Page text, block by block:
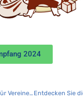
folgenden
2024
Ansprechpartner für Vereine in Finanzämtern